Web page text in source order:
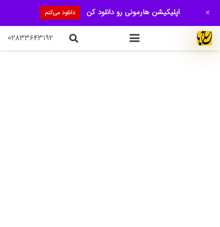
۰۲۸۳۳۶۴۳۱۹۲
اپلیکیشن هارمونی رو دانلود کن دانلود می‌کنم +